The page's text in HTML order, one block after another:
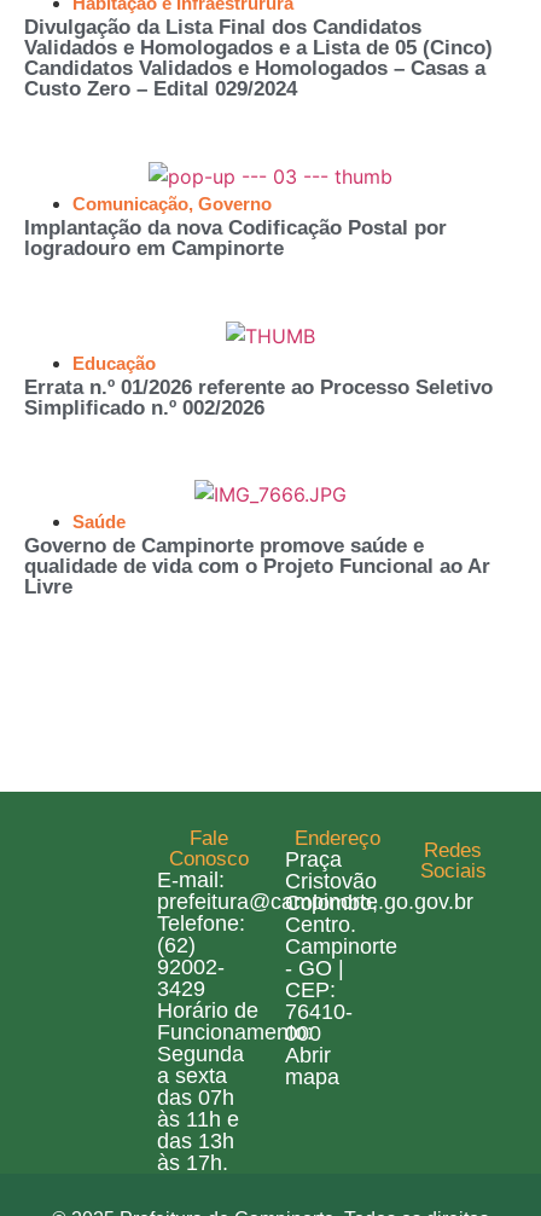
Divulgação da Lista Final dos Candidatos
Validados e Homologados e a Lista de 05 (Cinco)
Candidatos Validados e Homologados – Casas a
Custo Zero – Edital 029/2024
Comunicação, Governo
Implantação da nova Codificação Postal por
logradouro em Campinorte
Educação
Errata n.º 01/2026 referente ao Processo Seletivo
Simplificado n.º 002/2026
Saúde
Governo de Campinorte promove saúde e
qualidade de vida com o Projeto Funcional ao Ar
Livre
Fale
Conosco
E-mail:
prefeitura@campinorte.go.gov.br
Telefone:
(62)
92002-
3429
Horário de
Funcionamento:
Segunda
a sexta
das 07h
às 11h e
das 13h
às 17h.
Endereço
Praça
Cristovão
Colombo,
Centro.
Campinorte
- GO |
CEP:
76410-
000
Abrir
mapa
Redes
Sociais